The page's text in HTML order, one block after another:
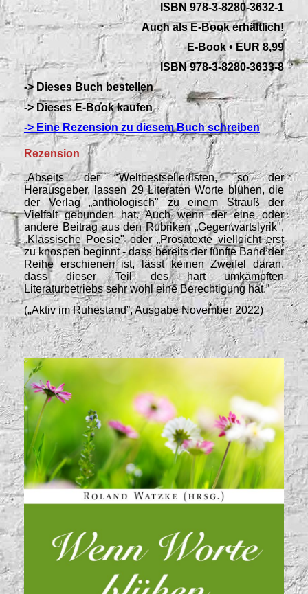
ISBN 978-3-8280-3632-1
Auch als E-Book erhältlich!
E-Book • EUR 8,99
ISBN 978-3-8280-3633-8
-> Dieses Buch bestellen
-> Dieses E-Book kaufen
-> Eine Rezension zu diesem Buch schreiben
Rezension
„Abseits der Weltbestsellerlisten, so der
Herausgeber, lassen 29 Literaten Worte blühen, die
der Verlag „anthologisch" zu einem Strauß der
Vielfalt gebunden hat. Auch wenn der eine oder
andere Beitrag aus den Rubriken „Gegenwartslyrik",
„Klassische Poesie" oder „Prosatexte vielleicht erst
zu knospen beginnt - dass bereits der fünfte Band der
Reihe erschienen ist, lässt keinen Zweifel daran,
dass dieser Teil des hart umkämpften
Literaturbetriebs sehr wohl eine Berechtigung hat.”
(„Aktiv im Ruhestand”, Ausgabe November 2022)